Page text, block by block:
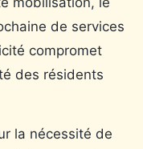
de services
compromet
des résidents
la nécessité de